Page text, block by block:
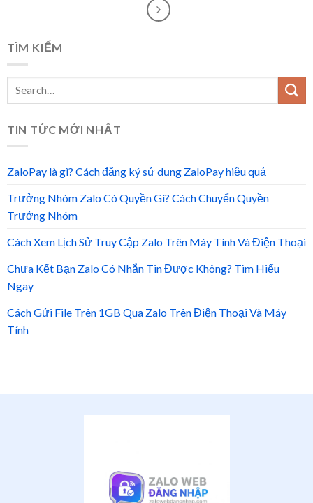
TÌM KIẾM
TIN TỨC MỚI NHẤT
ZaloPay là gì? Cách đăng ký sử dụng ZaloPay hiệu quả
Trưởng Nhóm Zalo Có Quyền Gì? Cách Chuyển Quyền
Trưởng Nhóm
Cách Xem Lịch Sử Truy Cập Zalo Trên Máy Tính Và Điện Thoại
Chưa Kết Bạn Zalo Có Nhắn Tin Được Không? Tìm Hiểu
Ngay
Cách Gửi File Trên 1GB Qua Zalo Trên Điện Thoại Và Máy
Tính